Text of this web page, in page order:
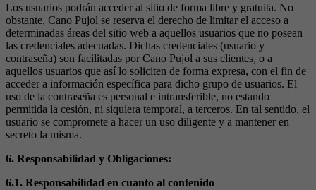
Los usuarios podrán acceder al sitio de forma libre y gratuita. No
obstante, Cano Pujol se reserva el derecho de limitar el acceso a
determinadas áreas del sitio web a aquellos usuarios que no posean
las credenciales adecuadas. Dichas credenciales (usuario y
contraseña) son facilitadas por Cano Pujol a sus clientes, o a
aquellos usuarios que así lo soliciten de forma expresa, con el fin de
acceder a información específica para dicho grupo de usuarios. El
uso de la contraseña es personal e intransferible, no estando
permitida la cesión, ni siquiera temporal, a terceros. En tal sentido, el
usuario se compromete a hacer un uso diligente y a mantener en
secreto la misma.
6. Responsabilidad y Obligaciones:
6.1. Responsabilidad en cuanto al contenido